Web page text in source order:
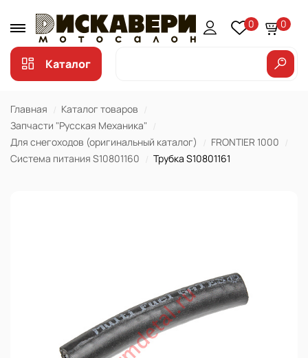
0 0
Каталог
Главная
Каталог товаров
Запчасти "Русская Механика"
Для снегоходов (оригинальный каталог)
FRONTIER 1000
Система питания S10801160
Трубка S10801161